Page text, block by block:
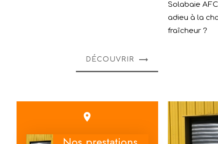
DÉCOUVRIR
Solabaie
adieu à la
fraîcheur ?
place